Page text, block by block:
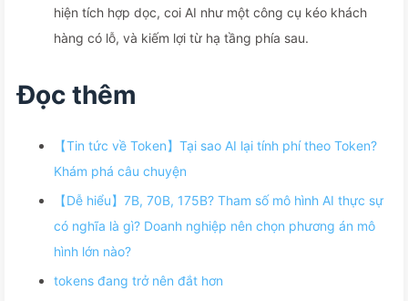
hiện tích hợp dọc, coi AI như một công cụ kéo khách
hàng có lỗ, và kiếm lợi từ hạ tầng phía sau.
Đọc thêm
【Tin tức về Token】Tại sao AI lại tính phí theo Token?
Khám phá câu chuyện
【Dễ hiểu】7B, 70B, 175B? Tham số mô hình AI thực sự
có nghĩa là gì? Doanh nghiệp nên chọn phương án mô
hình lớn nào?
tokens đang trở nên đắt hơn